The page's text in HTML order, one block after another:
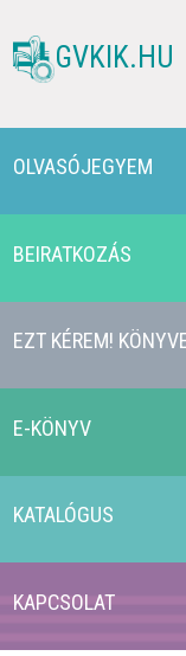
GVKIK.HU
OLVASÓJEGYEM
BEIRATKOZÁS
EZT KÉREM!
E-KÖNYV
KATALÓGUS
KAPCSOLAT